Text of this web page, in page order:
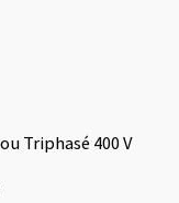
Triphasé 400 V